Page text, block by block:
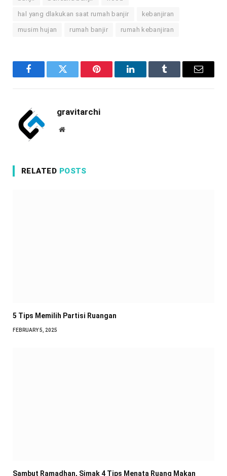
hal yang dlakukan saat rumah banjir kebanjiran
musim hujan rumah banjir rumah kebanjiran
FacebookTwitter Pinterest LinkedInTumblr Email
gravitarchi
Website
RELATED POSTS
5 Tips Memilih Partisi Ruangan
FEBRUARY 5, 2025
Sambut Ramadhan, Simak 4 Tips Menata Ruang Makan